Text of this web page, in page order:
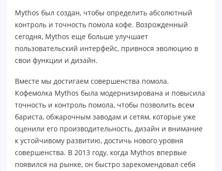
Mythos был создан, чтобы определить абсолютный
контроль и точность помола кофе. Возрожденный
сегодня, Mythos еще больше улучшает
пользовательский интерфейс, привнося эволюцию в
свои функции и дизайн.
Вместе мы достигаем совершенства помола.
Кофемолка Mythos была модернизирована и повысила
точность и контроль помола, чтобы позволить всем
бариста, обжарочным заводам и сетям, которые уже
оценили его производительность, дизайн и внимание
к устойчивому развитию, достичь нового уровня
совершенства. В 2013 году, когда Mythos впервые
появился на рынке, он быстро зарекомендовал себя